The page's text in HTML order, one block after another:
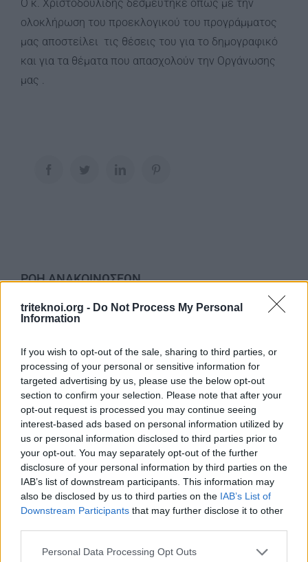
triteknoi.org - Do Not Process My Personal
Information
If you wish to opt-out of the sale, sharing to third parties, or
processing of your personal or sensitive information for
targeted advertising by us, please use the below opt-out
section to confirm your selection. Please note that after your
opt-out request is processed you may continue seeing
interest-based ads based on personal information utilized by
us or personal information disclosed to third parties prior to
your opt-out. You may separately opt-out of the further
disclosure of your personal information by third parties on the
IAB’s list of downstream participants. This information may
also be disclosed by us to third parties on the IAB’s List of
Downstream Participants that may further disclose it to other
Personal Data Processing Opt Outs
Ο κ. Χριστοδουλίδης δεσμεύτηκε όπως με την
ολοκλήρωση του προεκλογικού του προγράμματος
μας αποστείλει τις θέσεις του για το δημογραφικό
και για τα θέματα που απασχολούν την Οργάνωσης
μας .
ΡΟΗ ΑΝΑΚΟΙΝΩΣΕΩΝ
KES COLLEGE
6 Αυγούστου 2026
Αιτήσεις Για Κενή Θέση Γραφέα στο Επαρχ.
Γραφείο ΠΟΠΟ Λεμεσού
13 Ιουλίου 2026
ΒΡΑΒΕΥΣΕΙΣ ΑΡΙΣΤΩΝ ΤΕΛΕΙΟΦΟΙΤΩΝ ΜΑΘΗΤΩΝ
3 Ιουλίου 2026
ΕΚΠΤΩΣΗ ΣΤΗ ΦΟΡΟΛΟΓΙΑ ΣΚΥΒΑΛΩΝ ΓΙΑ ΤΟ
2026
3 Ιουλίου 2026
ΕΚΠΤΩΣΗ ΣΤΑ ΣΚΥΒΑΛΑ ΑΠΟ ΔΗΜΟ ΛΕΥΚΩΣΙΑΣ
11 Ιουνίου 2026